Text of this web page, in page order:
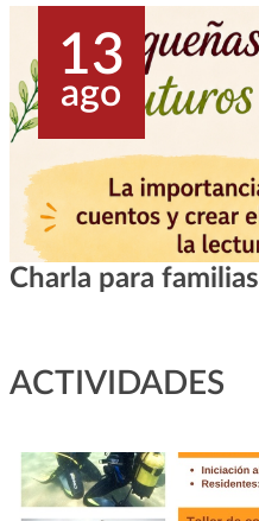
13
ago
Charla para familias
ACTIVIDADES